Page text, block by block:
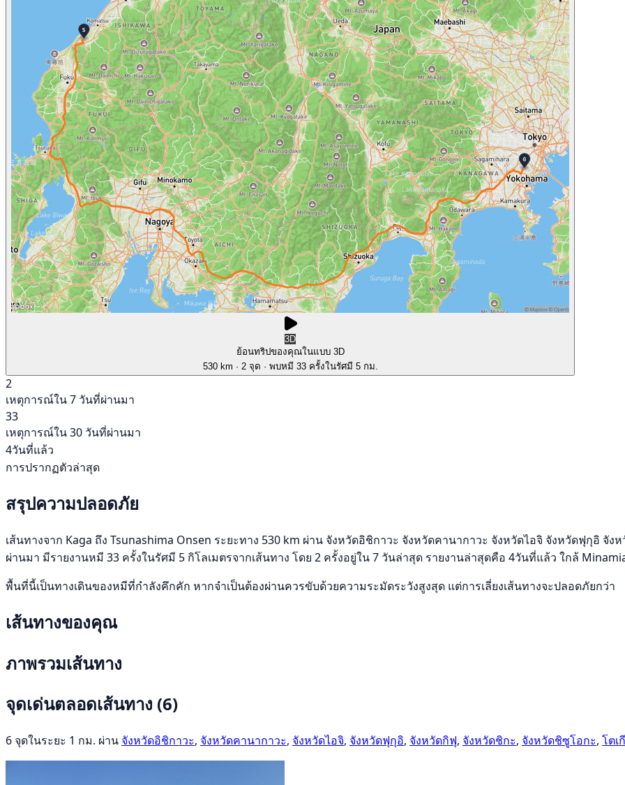
3D
ย้อนทริปของคุณในแบบ 3D
530 km · 2 จุด · พบหมี 33 ครั้งในรัศมี 5 กม.
2
เหตุการณ์ใน 7 วันที่ผ่านมา
33
เหตุการณ์ใน 30 วันที่ผ่านมา
4วันที่แล้ว
การปรากฏตัวล่าสุด
สรุปความปลอดภัย
เส้นทางจาก Kaga ถึง Tsunashima Onsen ระยะทาง 530 km ผ่าน จังหวัดอิชิกาวะ จังหวัดคานากาวะ จังหวัดไอจิ จังหวัดฟุกุอิ จั
ผ่านมา มีรายงานหมี 33 ครั้งในรัศมี 5 กิโลเมตรจากเส้นทาง โดย 2 ครั้งอยู่ใน 7 วันล่าสุด รายงานล่าสุดคือ 4วันที่แล้ว ใกล้
พื้นที่นี้เป็นทางเดินของหมีที่กำลังคึกคัก หากจำเป็นต้องผ่านควรขับด้วยความระมัดระวังสูงสุด แต่การเลี่ยงเส้นทางจะปลอดภัยกว่า
เส้นทางของคุณ
ภาพรวมเส้นทาง
จุดเด่นตลอดเส้นทาง (6)
6 จุดในระยะ 1 กม. ผ่าน จังหวัดอิชิกาวะ, จังหวัดคานากาวะ, จังหวัดไอจิ, จังหวัดฟุกุอิ, จังหวัดกิฟุ, จังหวัดชิกะ, จังหวัดชิซูโอกะ, โตเ